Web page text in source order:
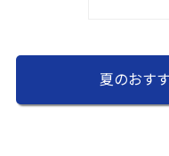
夏のおす